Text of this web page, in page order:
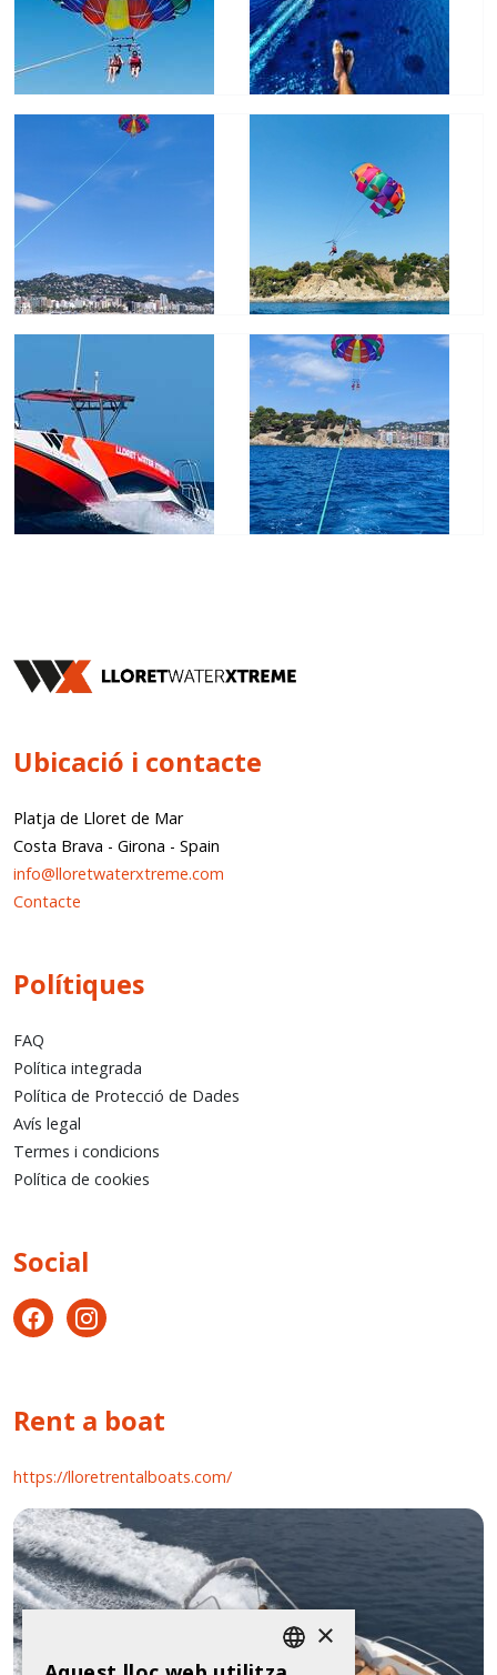
Ubicació i contacte
Platja de Lloret de Mar
Costa Brava - Girona - Spain
info@lloretwaterxtreme.com
Contacte
Polítiques
FAQ
Política integrada
Política de Protecció de Dades
Avís legal
Termes i condicions
Política de cookies
Social
Rent a boat
https://lloretrentalboats.com/
×